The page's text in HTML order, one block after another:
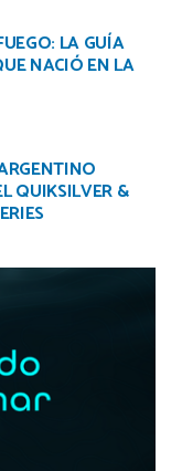
LA GUÍA
NACIÓ EN LA
QUIKSILVER &